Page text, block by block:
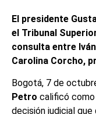
El presidente
el Tribunal
consulta entre
Carolina Corcho,
Bogotá, 7 de
Petro calificó como
decisión judicial